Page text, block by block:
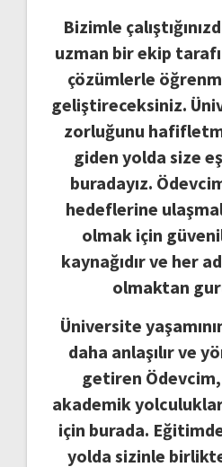
Bizimle
uzman bir ekip
çözümlerle
geliştireceksiniz.
zorluğunu
giden yolda size
buradayız.
hedeflerine
olmak için
kaynağıdır ve her
olmaktan
Üniversite
daha anlaşılır ve
getiren
akademik
için burada.
yolda sizinle